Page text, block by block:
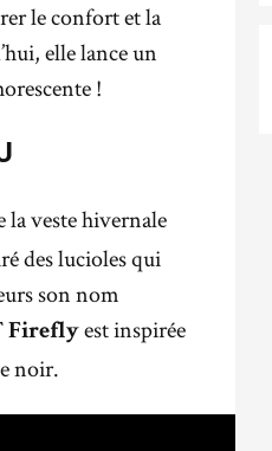
le confort et la
elle lance un
!
veste hivernale
des lucioles qui
son nom
Firefly est inspirée
noir.